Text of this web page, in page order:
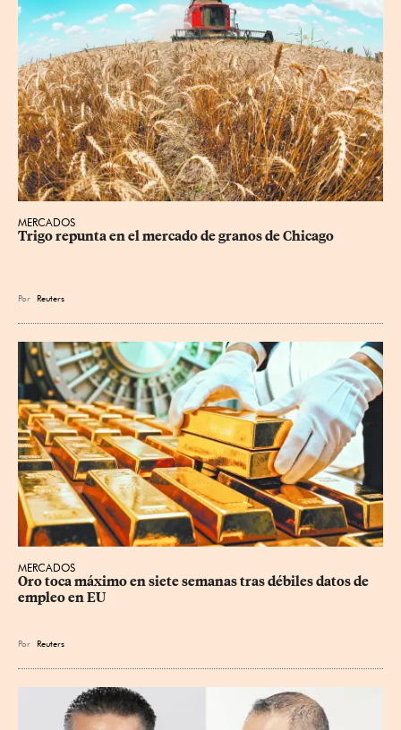
MERCADOS
Trigo repunta en el mercado de granos de Chicago
Por Reuters
MERCADOS
Oro toca máximo en siete semanas tras débiles datos de
empleo en EU
Por Reuters